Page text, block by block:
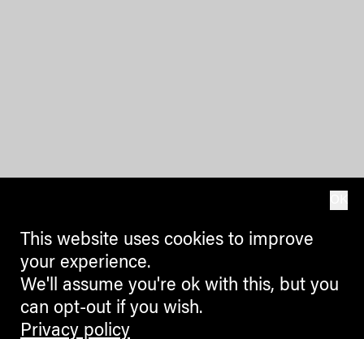
This website uses cookies to improve
your experience.
We'll assume you're ok with this, but you
can opt-out if you wish.
Privacy policy